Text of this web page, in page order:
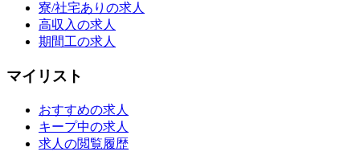
寮/社宅ありの求人
高収入の求人
期間工の求人
マイリスト
おすすめの求人
キープ中の求人
求人の閲覧履歴